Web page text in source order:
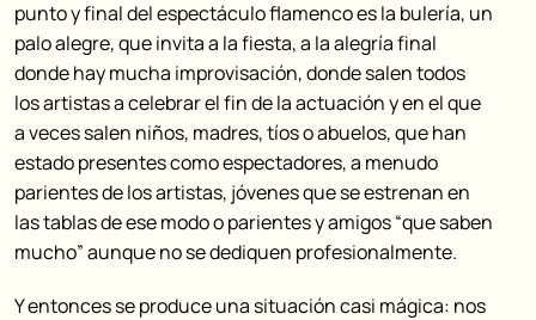
punto y final del espectáculo flamenco es la bulería, un
palo alegre, que invita a la fiesta, a la alegría final
donde hay mucha improvisación, donde salen todos
los artistas a celebrar el fin de la actuación y en el que
a veces salen niños, madres, tíos o abuelos, que han
estado presentes como espectadores, a menudo
parientes de los artistas, jóvenes que se estrenan en
las tablas de ese modo o parientes y amigos “que saben
mucho” aunque no se dediquen profesionalmente.
Y entonces se produce una situación casi mágica: nos